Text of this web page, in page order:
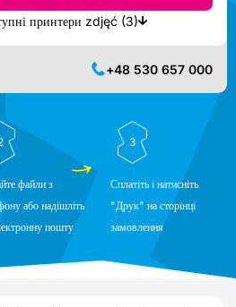
Показати найближчі доступні принтери zdjęć (3)
+48 530 657 000
файли з
або надішліть
пошту
3
Сплатіть і натисніть
"Друк" на сторінці
замовлення